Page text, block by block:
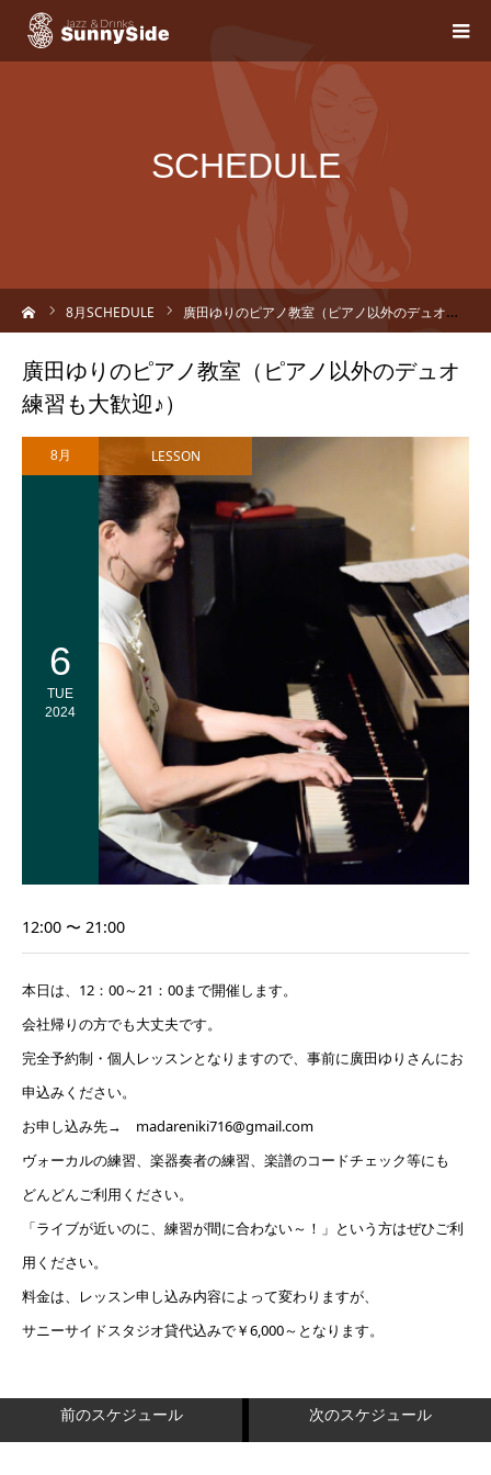
SCHEDULE
8月SCHEDULE 廣田ゆりのピアノ教室（ピアノ以外のデュオ練習も大歓迎♪）
廣田ゆりのピアノ教室（ピアノ以外のデュオ
練習も大歓迎♪）
8月
6
TUE
2024
LESSON
12:00 〜 21:00
本日は、12：00～21：00まで開催します。
会社帰りの方でも大丈夫です。
完全予約制・個人レッスンとなりますので、事前に廣田ゆりさんにお
申込みください。
お申し込み先→ madareniki716@gmail.com
ヴォーカルの練習、楽器奏者の練習、楽譜のコードチェック等にも
どんどんご利用ください。
「ライブが近いのに、練習が間に合わない～！」という方はぜひご利
用ください。
料金は、レッスン申し込み内容によって変わりますが、
サニーサイドスタジオ貸代込みで￥6,000～となります。
前のスケジュール 次のスケジュール